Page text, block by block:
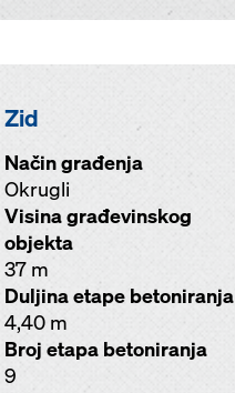
Zid
Način građenja
Okrugli
Visina građevinskog
objekta
37 m
Duljina etape betoniranja
4,40 m
Broj etapa betoniranja
9